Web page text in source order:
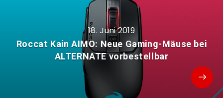
18. Juni 2019
Roccat Kain AIMO: Neue Gaming-Mäuse bei
ALTERNATE vorbestellbar